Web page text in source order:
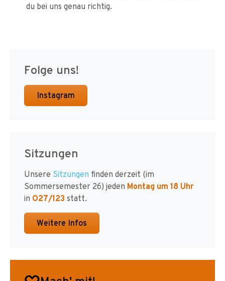
du bei uns genau richtig.
Folge uns!
Instagram
Sitzungen
Unsere Sitzungen finden derzeit (im
Sommersemester 26) jeden Montag um 18 Uhr
in O27/123 statt.
Weitere Infos